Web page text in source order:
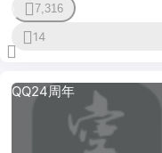
7,316
14
QQ24周年